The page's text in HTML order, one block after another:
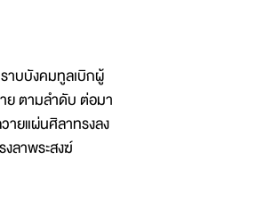
าบบังคมทูลเบิกผู้
ย ตามลำดับ ต่อมา
ายแผ่นศิลาทรงลง
ลาพระสงฆ์